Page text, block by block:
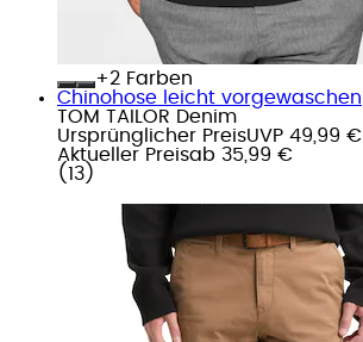
+
Farben
Chinohose leicht vorgewaschen
TOM TAILOR Denim
Ursprünglicher PreisUVP 49,99 €
Aktueller Preisab 35,99 €
( 13 )